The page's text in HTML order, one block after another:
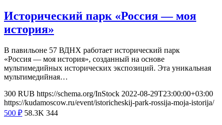
Исторический парк «Россия — моя
история»
В павильоне 57 ВДНХ работает исторический парк
«Россия — моя история», созданный на основе
мультимедийных исторических экспозиций. Эта уникальная
мультимедийная…
300 RUB https://schema.org/InStock 2022-08-29T23:00:00+03:00
https://kudamoscow.ru/event/istoricheskij-park-rossija-moja-istorija/
500 ₽ 58.3K 344